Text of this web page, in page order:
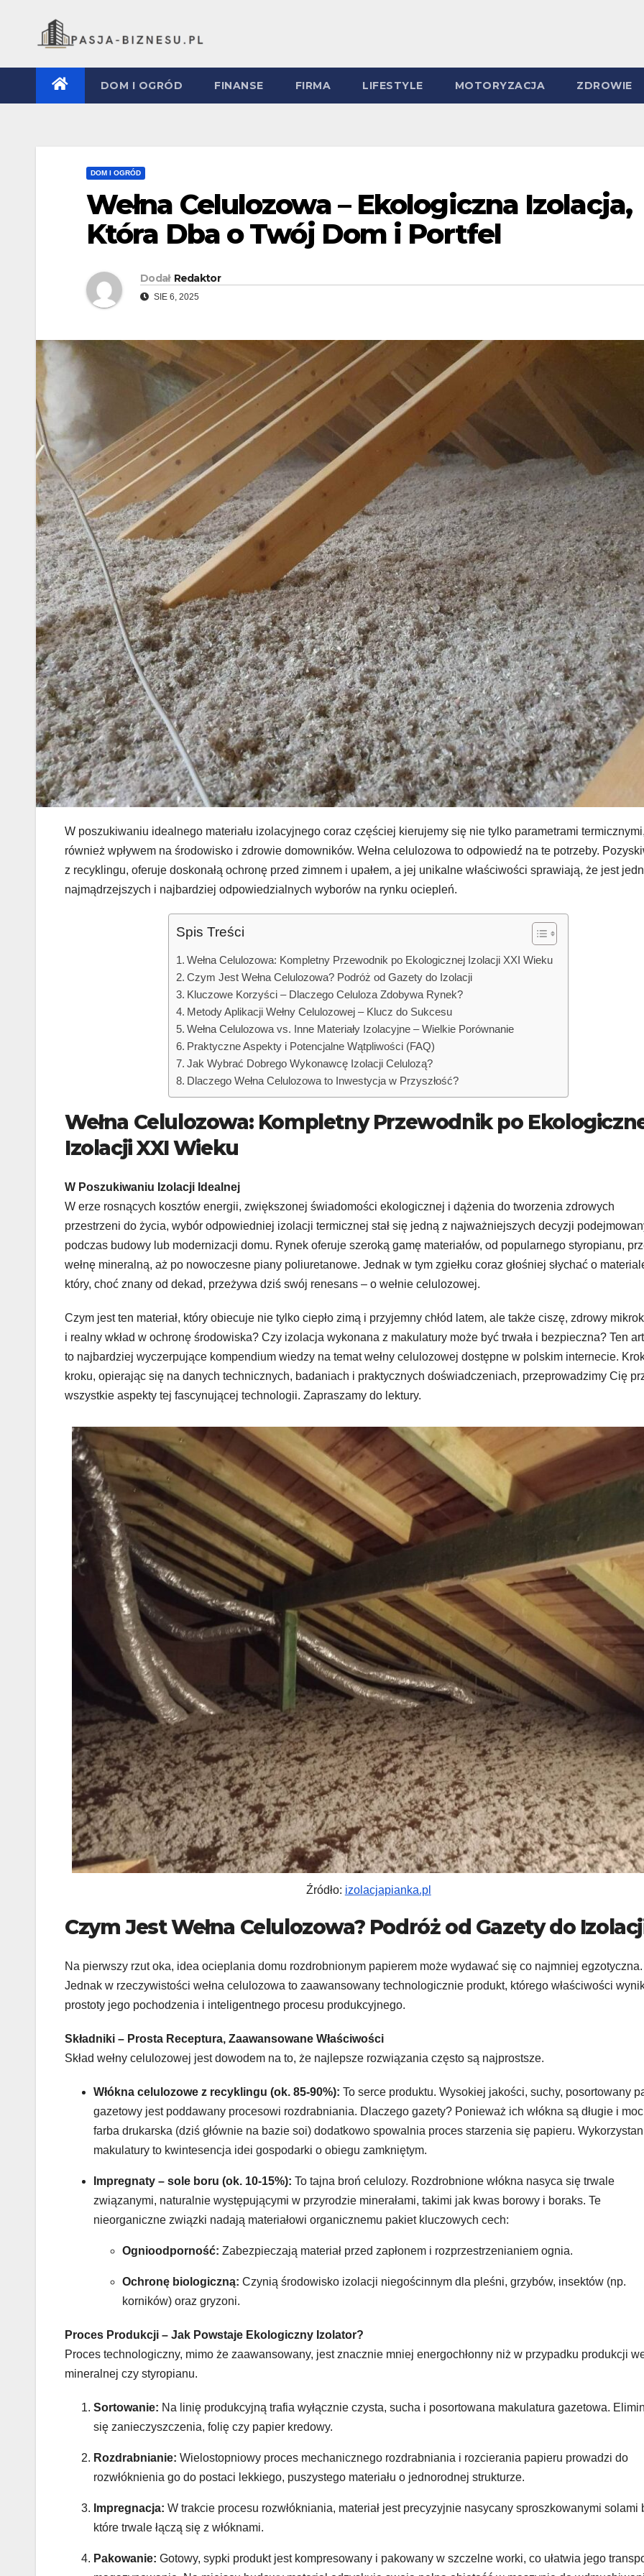
DOM I OGRÓD FINANSE FIRMA LIFESTYLE MOTORYZACJA ZDROWIE
DOM I OGRÓD
Wełna Celulozowa – Ekologiczna Izolacja,
Która Dba o Twój Dom i Portfel
Dodał Redaktor
SIE 6, 2025
W poszukiwaniu idealnego materiału izolacyjnego coraz częściej kierujemy się nie tylko parametrami
również wpływem na środowisko i zdrowie domowników. Wełna celulozowa to odpowiedź na te potrzeby.
z recyklingu, oferuje doskonałą ochronę przed zimnem i upałem, a jej unikalne właściwości sprawiają, że jest
najmądrzejszych i najbardziej odpowiedzialnych wyborów na rynku ociepleń.
Spis Treści
Wełna Celulozowa: Kompletny Przewodnik po Ekologicznej Izolacji XXI Wieku
Czym Jest Wełna Celulozowa? Podróż od Gazety do Izolacji
Kluczowe Korzyści – Dlaczego Celuloza Zdobywa Rynek?
Metody Aplikacji Wełny Celulozowej – Klucz do Sukcesu
Wełna Celulozowa vs. Inne Materiały Izolacyjne – Wielkie Porównanie
Praktyczne Aspekty i Potencjalne Wątpliwości (FAQ)
Jak Wybrać Dobrego Wykonawcę Izolacji Celulozą?
Dlaczego Wełna Celulozowa to Inwestycja w Przyszłość?
Wełna Celulozowa: Kompletny Przewodnik po
Izolacji XXI Wieku
W Poszukiwaniu Izolacji Idealnej
W erze rosnących kosztów energii, zwiększonej świadomości ekologicznej i dążenia do tworzenia zdrowych
przestrzeni do życia, wybór odpowiedniej izolacji termicznej stał się jedną z najważniejszych decyzji
podczas budowy lub modernizacji domu. Rynek oferuje szeroką gamę materiałów, od popularnego styropianu,
wełnę mineralną, aż po nowoczesne piany poliuretanowe. Jednak w tym zgiełku coraz głośniej słychać o
który, choć znany od dekad, przeżywa dziś swój renesans – o wełnie celulozowej.
Czym jest ten materiał, który obiecuje nie tylko ciepło zimą i przyjemny chłód latem, ale także ciszę, zdrowy
i realny wkład w ochronę środowiska? Czy izolacja wykonana z makulatury może być trwała i bezpieczna? Ten
to najbardziej wyczerpujące kompendium wiedzy na temat wełny celulozowej dostępne w polskim internecie.
kroku, opierając się na danych technicznych, badaniach i praktycznych doświadczeniach, przeprowadzimy Cię
wszystkie aspekty tej fascynującej technologii. Zapraszamy do lektury.
Źródło: izolacjapianka.pl
Czym Jest Wełna Celulozowa? Podróż od Gazety do
Na pierwszy rzut oka, idea ocieplania domu rozdrobnionym papierem może wydawać się co najmniej egzotyczna.
Jednak w rzeczywistości wełna celulozowa to zaawansowany technologicznie produkt, którego właściwości
prostoty jego pochodzenia i inteligentnego procesu produkcyjnego.
Składniki – Prosta Receptura, Zaawansowane Właściwości
Skład wełny celulozowej jest dowodem na to, że najlepsze rozwiązania często są najprostsze.
Włókna celulozowe z recyklingu (ok. 85-90%): To serce produktu. Wysokiej jakości, suchy, posortowany
gazetowy jest poddawany procesowi rozdrabniania. Dlaczego gazety? Ponieważ ich włókna są długie i
farba drukarska (dziś głównie na bazie soi) dodatkowo spowalnia proces starzenia się papieru.
makulatury to kwintesencja idei gospodarki o obiegu zamkniętym.
Impregnaty – sole boru (ok. 10-15%): To tajna broń celulozy. Rozdrobnione włókna nasyca się trwale
związanymi, naturalnie występującymi w przyrodzie minerałami, takimi jak kwas borowy i boraks. Te
nieorganiczne związki nadają materiałowi organicznemu pakiet kluczowych cech:
Ognioodporność: Zabezpieczają materiał przed zapłonem i rozprzestrzenianiem ognia.
Ochronę biologiczną: Czynią środowisko izolacji niegościnnym dla pleśni, grzybów, insektów (np.
korników) oraz gryzoni.
Proces Produkcji – Jak Powstaje Ekologiczny Izolator?
Proces technologiczny, mimo że zaawansowany, jest znacznie mniej energochłonny niż w przypadku produkcji
mineralnej czy styropianu.
Sortowanie: Na linię produkcyjną trafia wyłącznie czysta, sucha i posortowana makulatura gazetowa.
się zanieczyszczenia, folię czy papier kredowy.
Rozdrabnianie: Wielostopniowy proces mechanicznego rozdrabniania i rozcierania papieru prowadzi do
rozwłóknienia go do postaci lekkiego, puszystego materiału o jednorodnej strukturze.
Impregnacja: W trakcie procesu rozwłókniania, materiał jest precyzyjnie nasycany sproszkowanymi solami
które trwale łączą się z włóknami.
Pakowanie: Gotowy, sypki produkt jest kompresowany i pakowany w szczelne worki, co ułatwia jego